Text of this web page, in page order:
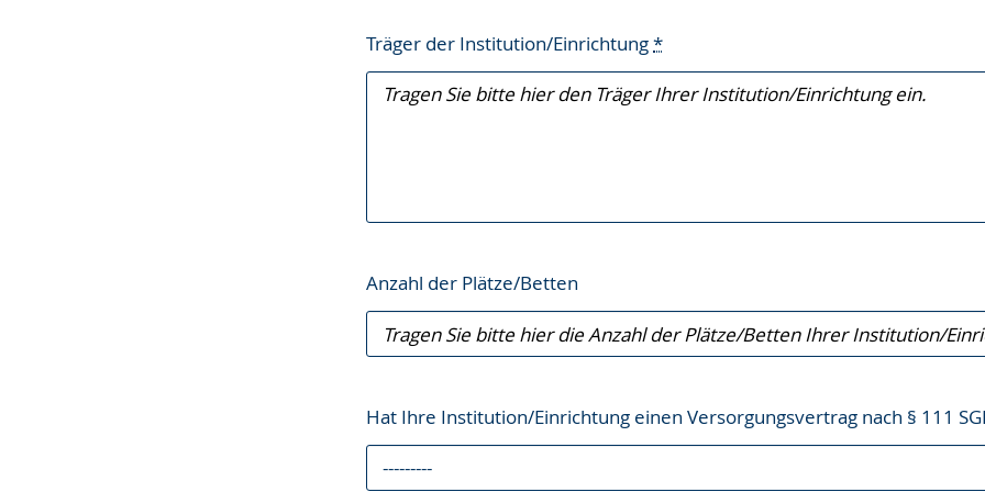
Träger der Institution/Einrichtung*
Anzahl der Plätze/Betten
Hat Ihre Institution/Einrichtung einen Versorgungsvertrag nach § 111